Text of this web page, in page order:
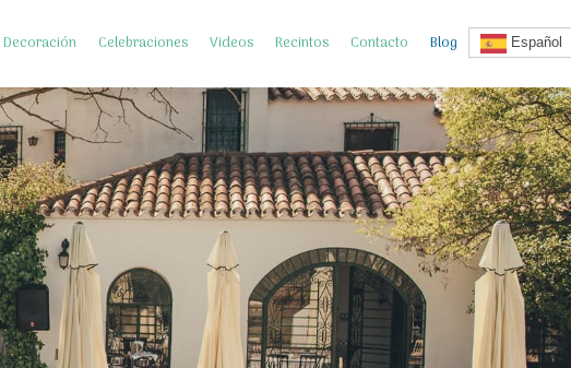
Decoración Celebraciones Videos Recintos Contacto Blog Español